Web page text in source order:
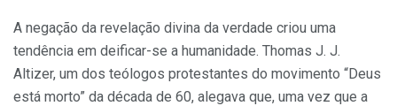
A negação da revelação divina da verdade criou uma
tendência em deificar-se a humanidade. Thomas J. J.
Altizer, um dos teólogos protestantes do movimento “Deus
está morto” da década de 60, alegava que, uma vez que a